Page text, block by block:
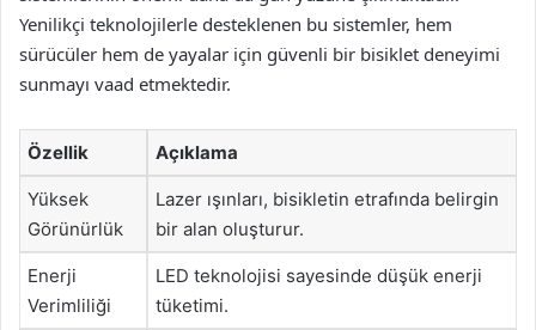
Yenilikçi teknolojilerle desteklenen bu sistemler, hem
sürücüler hem de yayalar için güvenli bir bisiklet deneyimi
sunmayı vaad etmektedir.
Özellik Açıklama
Yüksek
Görünürlük
Lazer ışınları, bisikletin etrafında belirgin
bir alan oluşturur.
Enerji
Verimliliği
LED teknolojisi sayesinde düşük enerji
tüketimi.